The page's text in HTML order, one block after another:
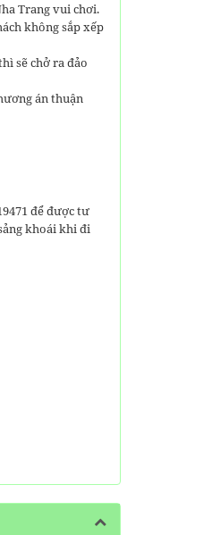
Trang vui chơi.
không sắp xếp
sẽ chở ra đảo
án thuận
để được tư
khoái khi đi